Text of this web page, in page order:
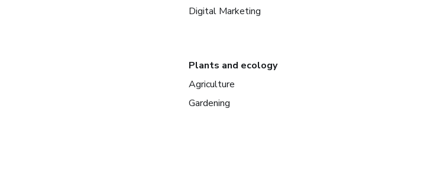
Digital Marketing
Plants and ecology
Agriculture
Gardening